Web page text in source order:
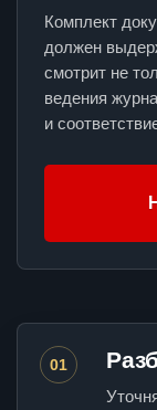
Комплект
должен
смотрит не
ведения
и
01